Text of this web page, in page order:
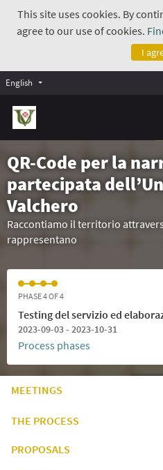
This site uses cookies. By
agree to our use of cookies.
I
English
QR-Code per la
partecipata
Valchero
Raccontiamo il territorio
rappresentano
PHASE 4 OF 4
Testing del servizio ed
2023-09-03 - 2023-10-31
Process phases
MEETINGS
THE PROCESS
PROPOSALS